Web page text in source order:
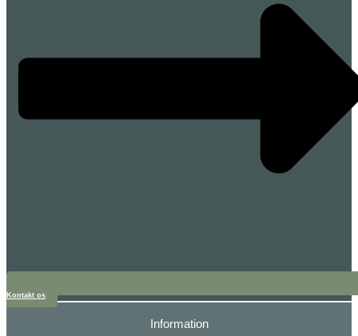
Kontakt os
Information